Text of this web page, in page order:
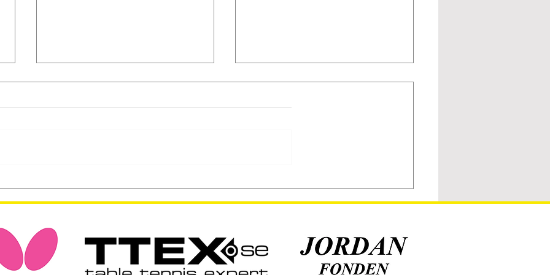
tränarutbyte med Comité
de Table du Val-De-Marne
Region Top 12 – framtiden